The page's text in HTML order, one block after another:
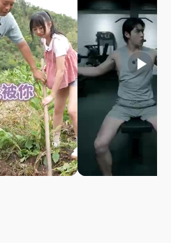
play_arrow play_arrow